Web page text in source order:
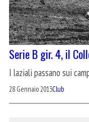
Serie B gir. 4, il
I laziali passano sui
28 Gennaio 2013Club